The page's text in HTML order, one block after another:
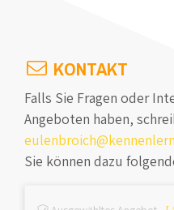
KONTAKT
Falls Sie Fragen oder
Angeboten haben,
Sie können dazu